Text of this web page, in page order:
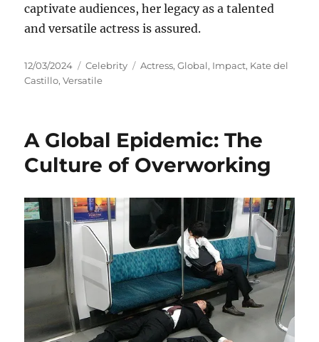
captivate audiences, her legacy as a talented
and versatile actress is assured.
Posted
on
12/03/2024 Categories
Celebrity Tags
Actress,Global, Impact, Kate del
Castillo,Versatile
A Global Epidemic: The
Culture of Overworking